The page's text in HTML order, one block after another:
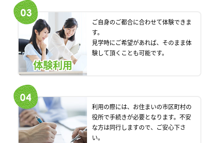
体験利用
ご自身のご都合に合わせて体験できま
す。
見学時にご希望があれば、そのまま体
験して頂くことも可能です。
利用の際には、お住まいの市区町村の
役所で手続きが必要となります。不安
な方は同行しますので、ご安心下さ
い。